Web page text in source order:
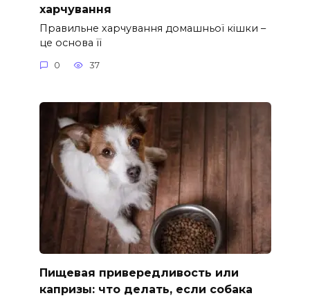
харчування
Правильне харчування домашньої кішки –
це основа її
0 37
Пищевая привередливость или
капризы: что делать, если собака